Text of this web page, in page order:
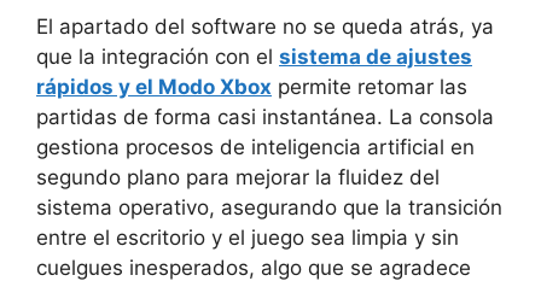
El apartado del software no se queda atrás, ya
que la integración con el sistema de ajustes
rápidos y el Modo Xbox permite retomar las
partidas de forma casi instantánea. La consola
gestiona procesos de inteligencia artificial en
segundo plano para mejorar la fluidez del
sistema operativo, asegurando que la transición
entre el escritorio y el juego sea limpia y sin
cuelgues inesperados, algo que se agradece